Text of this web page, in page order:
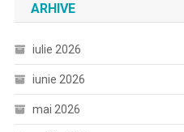
ARHIVE
iulie 2026
iunie 2026
mai 2026